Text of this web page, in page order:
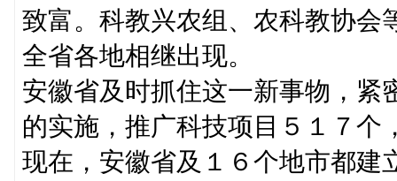
致富。科教兴农组、农科教协会
全省各地相继出现。
安徽省及时抓住这一新事物，紧
的实施，推广科技项目５１７个
现在，安徽省及１６个地市都建